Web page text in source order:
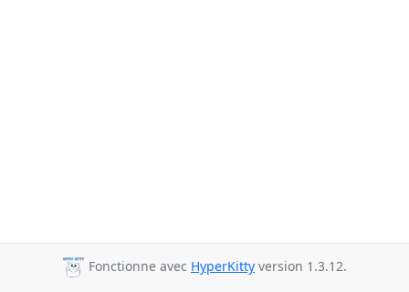
Fonctionne avec HyperKitty version 1.3.12.